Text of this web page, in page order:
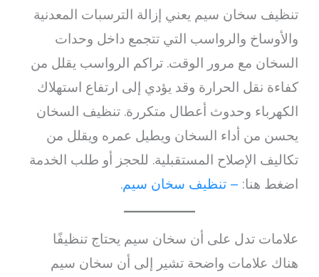
تنظيف سخان سيم يعني إزالة الترسبات المعدنية
والأوساخ والرواسب التي تتجمع داخل وحدات
السخان مع مرور الوقت. تراكم الرواسب يقلل من
كفاءة نقل الحرارة وقد يؤدي إلى ارتفاع استهلاك
الكهرباء وحدوث أعطال متكررة. تنظيف السخان
يحسن من أداء السخان ويطيل عمره ويقلل من
تكاليف الإصلاح المستقبلية. للحجز أو طلب الخدمة
اضغط هنا: – تنظيف سخان سيم.
علامات تدل على أن سخان سيم يحتاج تنظيفًا
هناك علامات واضحة تشير إلى أن سخان سيم